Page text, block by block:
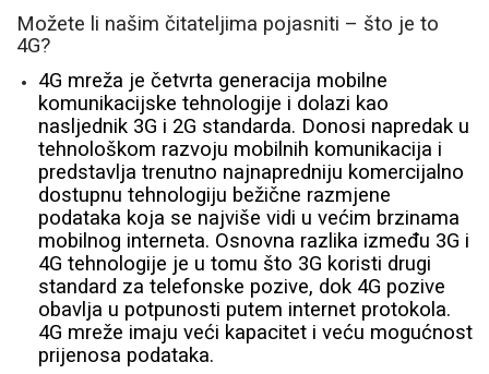
Možete li našim čitateljima pojasniti – što je to
4G?
4G mreža je četvrta generacija mobilne
komunikacijske tehnologije i dolazi kao
nasljednik 3G i 2G standarda. Donosi napredak u
tehnološkom razvoju mobilnih komunikacija i
predstavlja trenutno najnapredniju komercijalno
dostupnu tehnologiju bežične razmjene
podataka koja se najviše vidi u većim brzinama
mobilnog interneta. Osnovna razlika između 3G i
4G tehnologije je u tomu što 3G koristi drugi
standard za telefonske pozive, dok 4G pozive
obavlja u potpunosti putem internet protokola.
4G mreže imaju veći kapacitet i veću mogućnost
prijenosa podataka.